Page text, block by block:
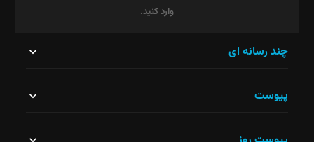
وارد کنید.
نباید
چند رسانه ای
پیوست